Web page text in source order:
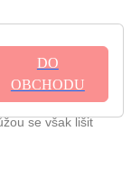
DO
OBCHODU
se však lišit